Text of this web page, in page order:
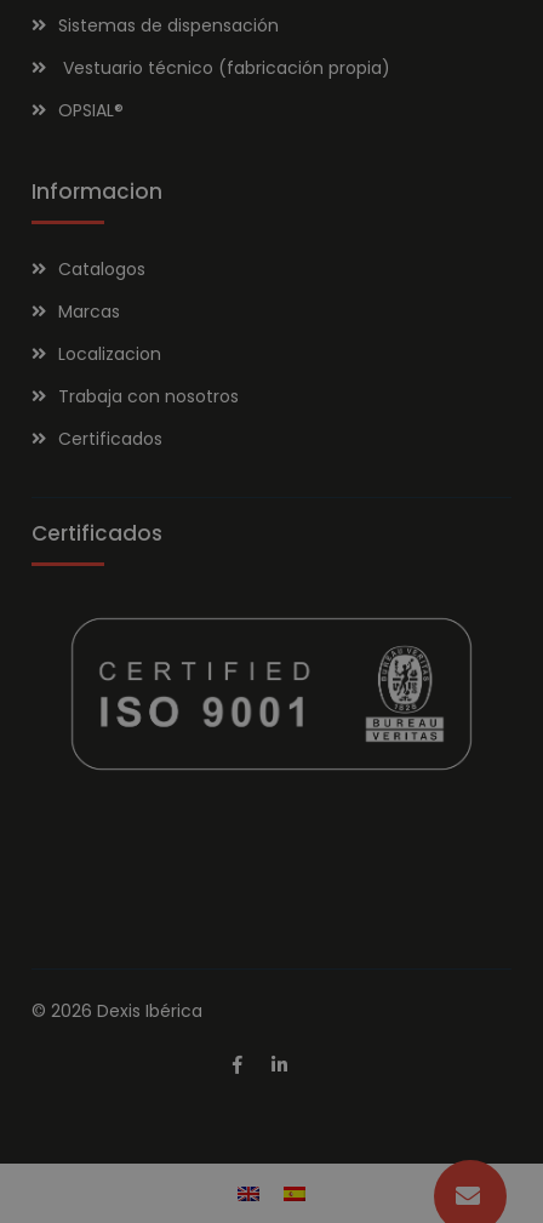
Sistemas de dispensación
Vestuario técnico (fabricación propia)
OPSIAL®
Informacion
Catalogos
Marcas
Localizacion
Trabaja con nosotros
Certificados
Certificados
© 2026 Dexis Ibérica